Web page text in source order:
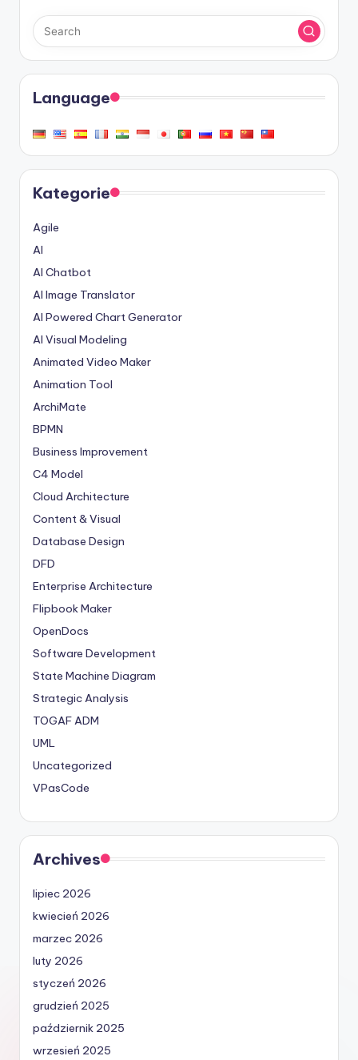
Language
Kategorie
Agile
AI
AI Chatbot
AI Image Translator
AI Powered Chart Generator
AI Visual Modeling
Animated Video Maker
Animation Tool
ArchiMate
BPMN
Business Improvement
C4 Model
Cloud Architecture
Content & Visual
Database Design
DFD
Enterprise Architecture
Flipbook Maker
OpenDocs
Software Development
State Machine Diagram
Strategic Analysis
TOGAF ADM
UML
Uncategorized
VPasCode
Archives
lipiec 2026
kwiecień 2026
marzec 2026
luty 2026
styczeń 2026
grudzień 2025
październik 2025
wrzesień 2025